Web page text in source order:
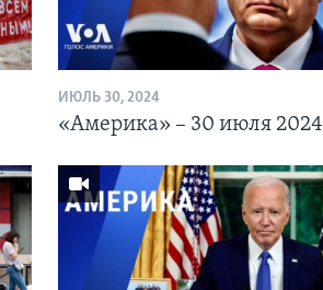
ИЮЛЬ 30, 2024
«Америка» – 30 июля 2024